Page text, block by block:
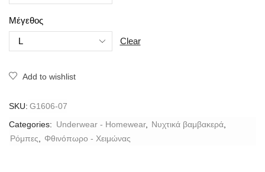
Μέγεθος
Clear
Add to wishlist
SKU: G1606-07
Categories: Underwear - Homewear, Νυχτικά βαμβακερά
Ρόμπες
Φθινόπωρο - Χειμώνας